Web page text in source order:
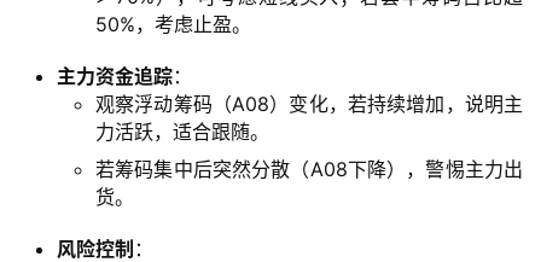
50%，考虑止盈。
主力资金追踪：
观察浮动筹码（A08）变化，若持续增加，说明主
力活跃，适合跟随。
若筹码集中后突然分散（A08下降），警惕主力出
货。
风险控制 ：